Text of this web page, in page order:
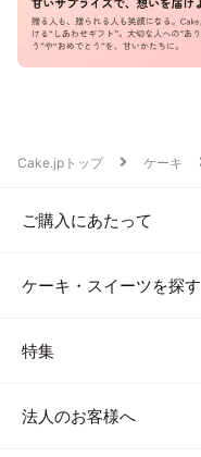
Cake.jpトップ ケーキ
ご購入にあたって
ケーキ・スイーツを探す
特集
法人のお客様へ